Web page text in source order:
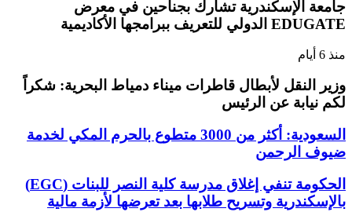
جامعة الإسكندرية تشارك بجناحين في معرض
EDUGATE الدولي للتعريف ببرامجها الأكاديمية
منذ 6 أيام
وزير النقل لأبطال قاطرات ميناء دمياط البحرية: شكراً
لكم نيابة عن الرئيس
السعودية: أكثر من 3000 متطوع بالحرم المكي لخدمة
ضيوف الرحمن
الحكومة تنفي إغلاق مدرسة كلية النصر للبنات (EGC)
بالإسكندرية وتسريح طلابها بعد تعرضها لأزمة مالية